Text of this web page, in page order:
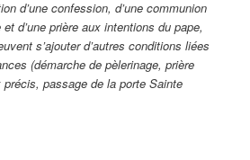
d’une confession, d’une communion
d’une prière aux intentions du pape,
s’ajouter d’autres conditions liées
(démarche de pèlerinage, prière
précis, passage de la porte Sainte